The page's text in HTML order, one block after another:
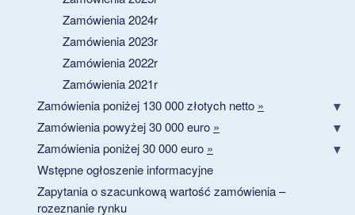
Zamówienia 2024r
Zamówienia 2023r
Zamówienia 2022r
Zamówienia 2021r
Zamówienia poniżej 130 000 złotych netto »
Zamówienia powyżej 30 000 euro »
Zamówienia poniżej 30 000 euro »
Wstępne ogłoszenie informacyjne
Zapytania o szacunkową wartość zamówienia –
rozeznanie rynku